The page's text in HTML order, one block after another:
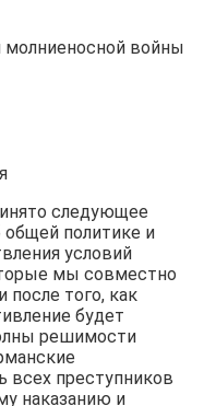
молниеносной войны
следующее
политике и
условий
мы совместно
того, как
будет
решимости
всех преступников
наказанию и